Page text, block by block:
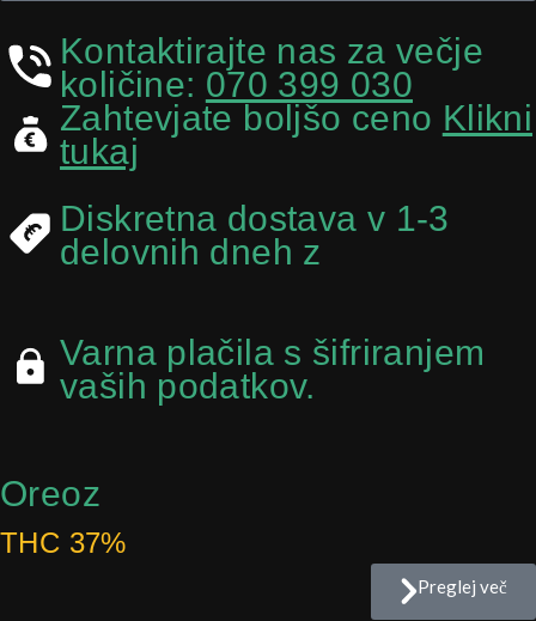
919,00 €.
Kontaktirajte nas za večje
količine: 070 399 030
Zahtevjate boljšo ceno Klikni
tukaj
Diskretna dostava v 1-3
delovnih dneh z
Varna plačila s šifriranjem
vaših podatkov.
Oreoz
THC 37%
Preglej več